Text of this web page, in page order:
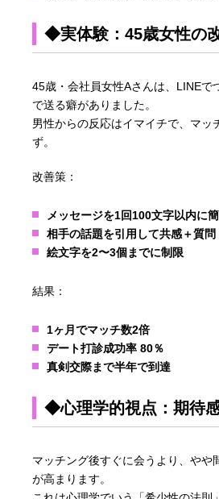
◆実体験：45歳女性の
45歳・会社員女性Aさんは、LINEで
で送る癖がありました。
男性からの反応はイマイチで、マッ
ず。
改善策：
メッセージを1回100文字以内に
相手の話題を引用して共感＋質問
絵文字を2〜3個までに制限
結果：
1ヶ月でマッチ数2倍
デート打診成功率 80％
真剣交際まで半年で到達
◆心理学的視点：期待
マッチング後すぐに会うより、やや
が高まります。